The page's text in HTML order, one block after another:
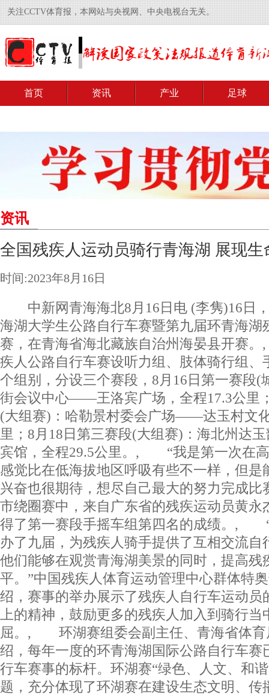
关注CCTV体育报，本网站与央视网、中央电视台无关。
首页 资讯 产业 足球
资讯
全国残疾人运动员骑行青海湖 展现生
时间:2023年8月16日
中新网青海海北8月16日电 (李隽)16日，
海湖大学生公路自行车赛暨第九届环青海湖
赛，在青海省海北藏族自治州海晏县开
疾人公路自行车赛设听力组、肢体骑行组、
个组别，分设三个赛段，8月16日第一赛段(
街会议中心——王洛宾广场，全程17.3公里
(大组赛)：哈勒景村委会广场——达玉村文
里；8月18日第三赛段(大组赛)：海北州达
宾馆，全程29.5公里。, “我是第一次在高
感觉比在低海拔地区呼吸有些不一样，但是
兴奋也很期待，想尽自己最大的努力完成比
市绕圈赛中，来自广东省的残疾运动员黄永
得了第一赛段手摇车组第四名的成绩。,
办了九届，为残疾人骑手提供了互相交流自
他们能够在观赏青海湖美景的同时，提高残
平。”中国残疾人体育运动管理中心群体特
绍，赛事的举办展示了残疾人自行车运动员
上的精神，鼓励更多的残疾人加入到骑行
屈。, 环湖赛组委会副主任、青海省体育
绍，每年一度的环青海湖国际公路自行车赛
行车赛事的标杆。环湖赛“绿色、人文、和
题，充分体现了环湖赛在建设生态文明、传